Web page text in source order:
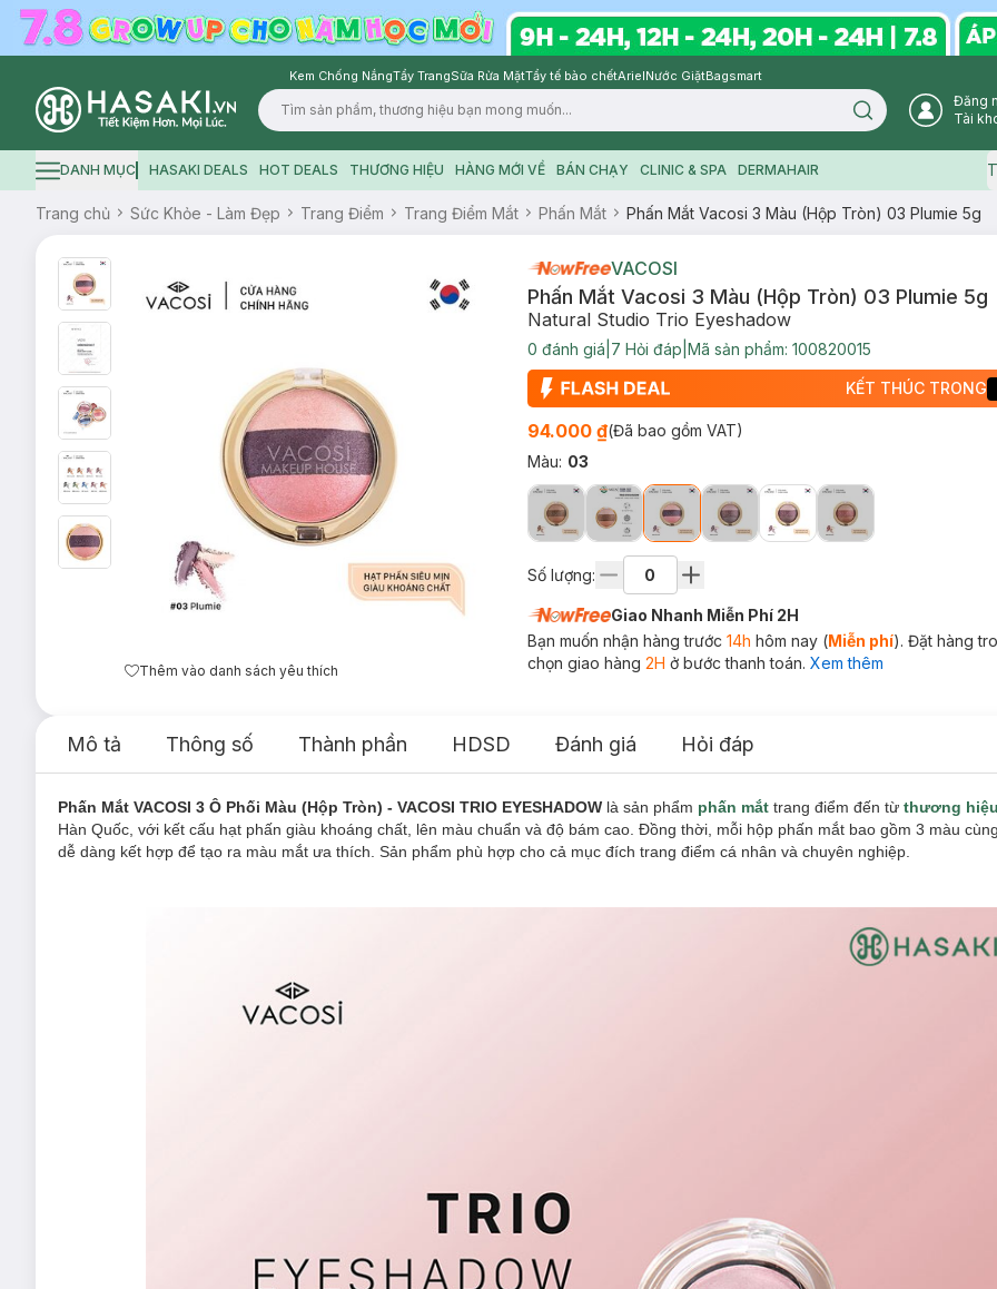
Kem Chống NắngTẩy TrangSữa Rửa MặtTẩy tế bào chếtArielNước GiặtBagsmart
Logo
Search icon
Đăng
Tài
Hamburger icon
DANH MỤC HASAKI DEALS HOT DEALS THƯƠNG HIỆU HÀNG MỚI VỀ BÁN CHẠY CLINIC & SPA DERMAHAIR
Trang chủ Sức Khỏe - Làm Đẹp Trang Điểm Trang Điểm Mắt Phấn Mắt Phấn Mắt Vacosi 3 Màu (Hộp Tròn) 03 Plumie 5g
Thêm vào danh sách yêu thích
VACOSI
Phấn Mắt Vacosi 3 Màu (Hộp Tròn) 03 Plumie 5g
Natural Studio Trio Eyeshadow
0 đánh giá 7 Hỏi đáp Mã sản phẩm: 100820015
KẾT THÚC TRONG
94.000 ₫(Đã bao gồm VAT)
Màu: 03
Số lượng:
Giao Nhanh Miễn Phí 2H
Bạn muốn nhận hàng trước 14h hôm nay (Miễn phí). Đặt hàng
chọn giao hàng 2H ở bước thanh toán. Xem thêm
Mô tả Thông số Thành phần HDSD Đánh giá Hỏi đáp
Phấn Mắt VACOSI 3 Ô Phối Màu (Hộp Tròn) - VACOSI TRIO EYESHADOW là sản phẩm phấn mắt trang điểm đến từ thương hiệu
Hàn Quốc, với kết cấu hạt phấn giàu khoáng chất, lên màu chuẩn và độ bám cao. Đồng thời, mỗi hộp phấn mắt bao gồm 3 màu
dễ dàng kết hợp để tạo ra màu mắt ưa thích. Sản phẩm phù hợp cho cả mục đích trang điểm cá nhân và chuyên nghiệp.